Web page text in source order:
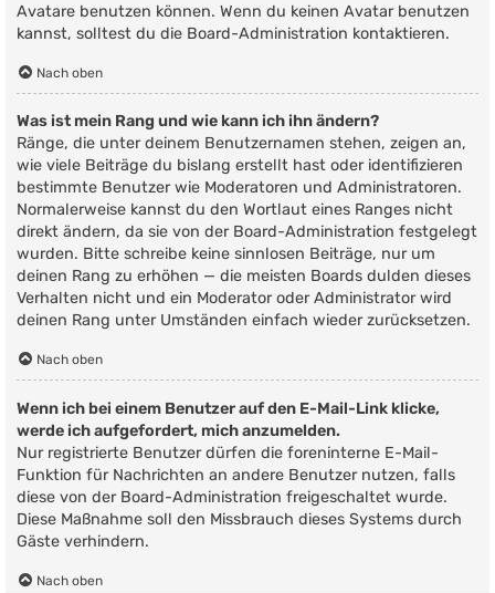
Avatare benutzen können. Wenn du keinen Avatar benutzen
kannst, solltest du die Board-Administration kontaktieren.
Nach oben
Was ist mein Rang und wie kann ich ihn ändern?
Ränge, die unter deinem Benutzernamen stehen, zeigen an,
wie viele Beiträge du bislang erstellt hast oder identifizieren
bestimmte Benutzer wie Moderatoren und Administratoren.
Normalerweise kannst du den Wortlaut eines Ranges nicht
direkt ändern, da sie von der Board-Administration festgelegt
wurden. Bitte schreibe keine sinnlosen Beiträge, nur um
deinen Rang zu erhöhen — die meisten Boards dulden dieses
Verhalten nicht und ein Moderator oder Administrator wird
deinen Rang unter Umständen einfach wieder zurücksetzen.
Nach oben
Wenn ich bei einem Benutzer auf den E-Mail-Link klicke,
werde ich aufgefordert, mich anzumelden.
Nur registrierte Benutzer dürfen die foreninterne E-Mail-
Funktion für Nachrichten an andere Benutzer nutzen, falls
diese von der Board-Administration freigeschaltet wurde.
Diese Maßnahme soll den Missbrauch dieses Systems durch
Gäste verhindern.
Nach oben